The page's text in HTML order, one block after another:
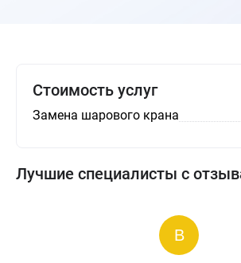
Стоимость услуг
Замена шарового крана
Лучшие специалисты с